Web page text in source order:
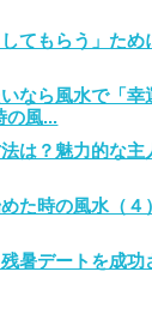
してもらう」た
なら風水で「
の風...
は？魅力的な
た時の風水（４
暑デートを成功